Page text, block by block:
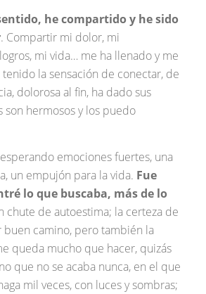
he compartido y he sido
. Compartir mi dolor, mi
mi vida… me ha llenado y me
la sensación de conectar, de
dolorosa al fin, ha dado sus
son hermosos y los puedo
emociones fuertes, una
un empujón para la vida. Fue
lo que buscaba, más de lo
chute de autoestima; la certeza de
buen camino, pero también la
queda mucho que hacer, quizás
que no se acaba nunca, en el que
mil veces, con luces y sombras;